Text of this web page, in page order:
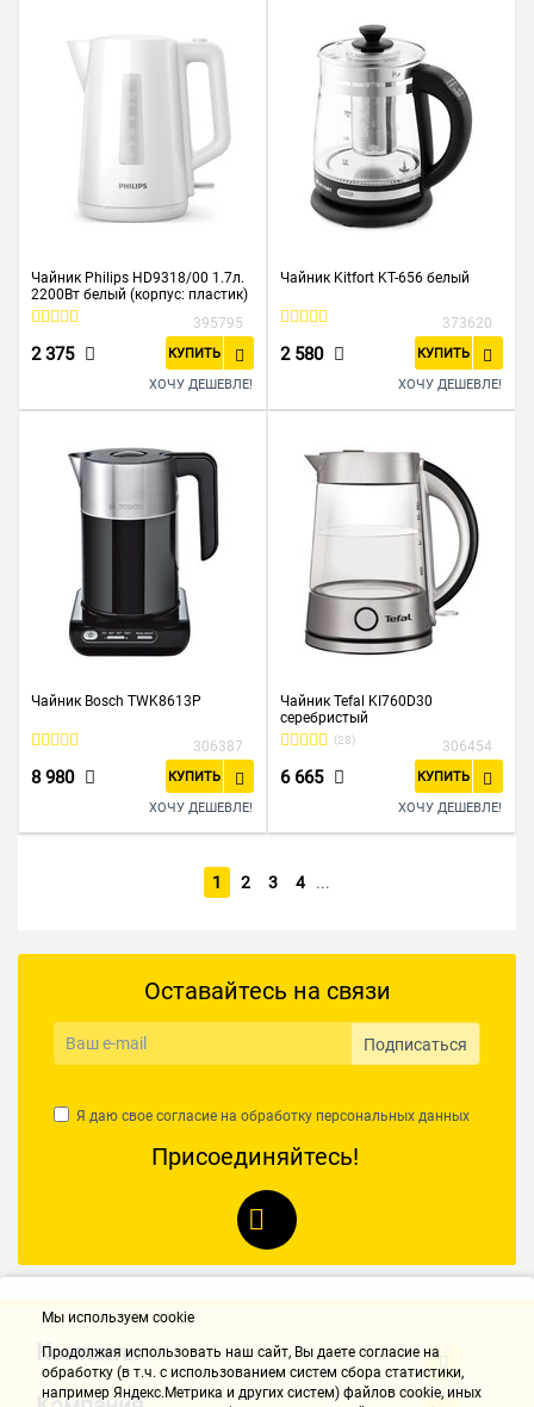
Чайник Philips HD9318/00 1.7л.
2200Вт белый (корпус: пластик)
395795
2 375 КУПИТЬ
ХОЧУ ДЕШЕВЛЕ!
Чайник Kitfort KT-656 белый
373620
2 580 КУПИТЬ
ХОЧУ ДЕШЕВЛЕ!
Чайник Bosch TWK8613P
306387
8 980 КУПИТЬ
ХОЧУ ДЕШЕВЛЕ!
Чайник Tefal KI760D30
серебристый
(28) 306454
6 665 КУПИТЬ
ХОЧУ ДЕШЕВЛЕ!
1 2 3 4 ...
Оставайтесь на связи
Подписаться
Я даю свое согласие на обработку персональных данных
Присоединяйтесь!
Контакты
Мы используем cookie
Продолжая использовать наш cайт, Вы даете согласие на
обработку (в т.ч. с использованием систем сбора статистики,
например Яндекс.Метрика и других систем) файлов cookie, иных